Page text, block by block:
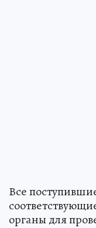
Все
органы для